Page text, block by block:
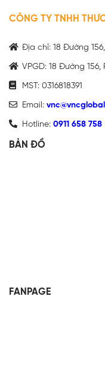
CÔNG TY TNHH
Địa chỉ: 18 Đường
VPGD: 18 Đường 156,
MST: 0316818391
Email:
Hotline: 0911 658 758
BẢN ĐỒ
FANPAGE